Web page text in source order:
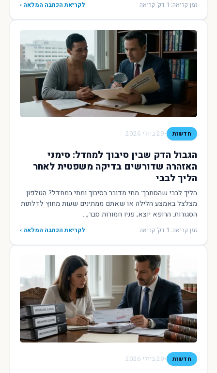
זמן קריאה: 1 דק' קריאה לקריאת הכתבה המלאה ›
חדשות •29 ביולי 2026
הגבול הדק שבין סיבוך למחדל: סימני
האזהרה שדורשים בדיקה משפטית לאחר
הליך לבבי
הליך לבבי שהסתבך: מתי מדובר בסיבוך ומתי במחדל? הטלפון
מצלצל באמצע הלילה או שאתם ממתינים שעות מחוץ לדלתות
הסגורות. הרופא יוצא, פניו חמורות סבר,...
זמן קריאה: 1 דק' קריאה לקריאת הכתבה המלאה ›
חדשות •29 ביולי 2026